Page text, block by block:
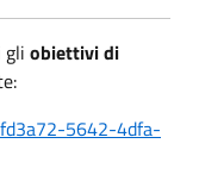
gli obiettivi di
5642-4dfa-